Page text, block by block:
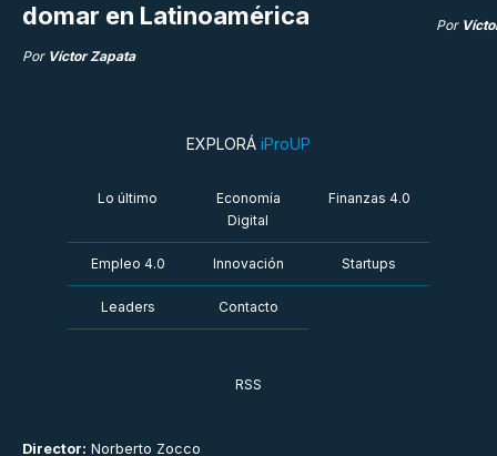
domar en Latinoamérica
Por Víctor Zapata
Por
Director: Norberto Zocco
EXPLORÁ iProUP
Lo último
Economía
Digital
Finanzas 4.0
Empleo 4.0 Innovación Startups
Leaders Contacto
RSS